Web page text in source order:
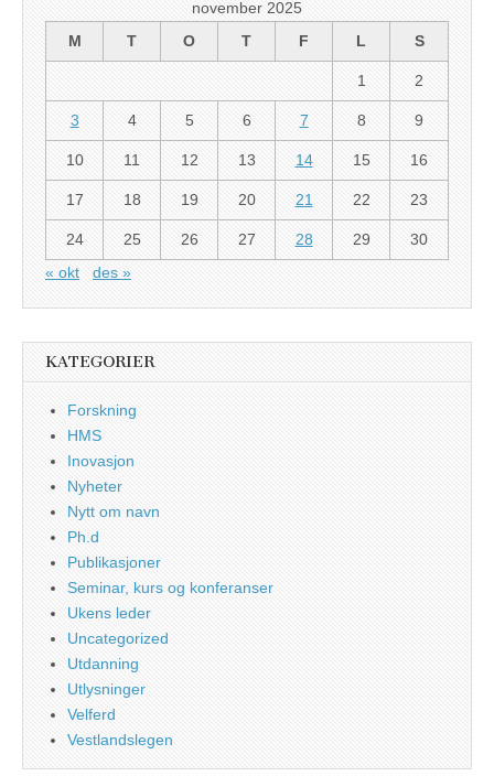
november 2025
M
T O T F L S
1 2
3 4 5 6 7 8 9
10 11 12 13 14 15 16
17 18 19 20 21 22 23
24 25 26 27 28 29
30
« okt
des »
KATEGORIER
Forskning
HMS
Inovasjon
Nyheter
Nytt om navn
Ph.d
Publikasjoner
Seminar, kurs og konferanser
Ukens leder
Uncategorized
Utdanning
Utlysninger
Velferd
Vestlandslegen